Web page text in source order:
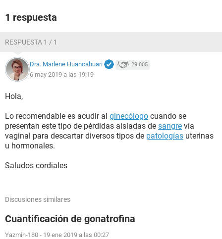
1 respuesta
RESPUESTA 1 / 1
Dra. Marlene Huancahuari 29.005
6 may 2019 a las 19:19
Hola,
Lo recomendable es acudir al ginecólogo cuando se
presentan este tipo de pérdidas aisladas de sangre vía
vaginal para descartar diversos tipos de patologías uterinas
u hormonales.
Saludos cordiales
Discusiones similares
Cuantificación de gonatrofina
Yazmin-180 - 19 ene 2019 a las 00:27